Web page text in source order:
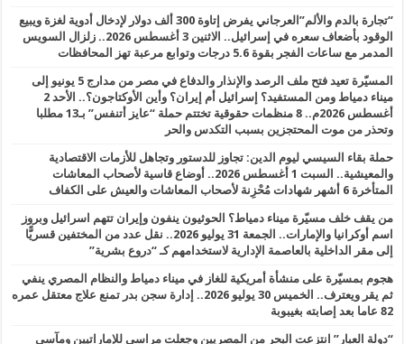
“تجارة بالدم والألم”العرجاني يفرض إتاوة 300 ألف دولار لإدخال أدوية لغزة ويبيع
الوقود بأضعاف سعره في إسرائيل.. الاثنين 3 أغسطس 2026.. زلزال السويس
المدمر مع ساعات الفجر بقوة 5.6 درجات وتوابع مرعبة تهز المحافظات
المسيّرة تعيد فتح ملف الرصد والإنذار والدفاع في مصر من مدارج 5 يونيو إلى
ميناء دمياط ومن المستفيد؟ إسرائيل أم إيران؟ وأين الأوكتاجون؟.. الأحد 2
أغسطس 2026م.. 8 منظمات حقوقية تختتم حملة “عايز أتنفس” بـ13 مطلبا
وتحذر من موت المحتجزين بسبب التكدس والحر
حملة بقاء السيسي ليوم الدين: تجاوز للدستور وتجاهل للأزمات الاقتصادية
والمعيشية.. السبت 1 أغسطس 2026.. أوضاع قاسية لأصحاب المعاشات
المتأخرة 6 أشهر شهادات مُحْزِنة لأصحاب المعاشات والعيش على الكفاف
من يقف خلف مسيّرة ميناء دمياط؟ الحوثيون ينفون وإيران تتهم اسرائيل وبروز
اسم أوكرانيا والإمارات.. الجمعة 31 يوليو 2026.. نقل عدد من المختفين قسريًّا
إلى مقر الداخلية بالعاصمة الإدارية لاستخدامهم كـ “دروع بشرية”
هجوم بمسيّرة على منشأة أمريكية للغاز في ميناء دمياط والنظام المصري ينفي
ثم يقر ويعترف.. الخميس 30 يوليو 2026.. إدارة سجن بدر تمنع علاج معتقل عمره
82 عاما بعد إصابته بغيبوبة
“دولة العبار” انتزعت البحر من المصريين وجعلت مراسي للإماراتيين ومآسي